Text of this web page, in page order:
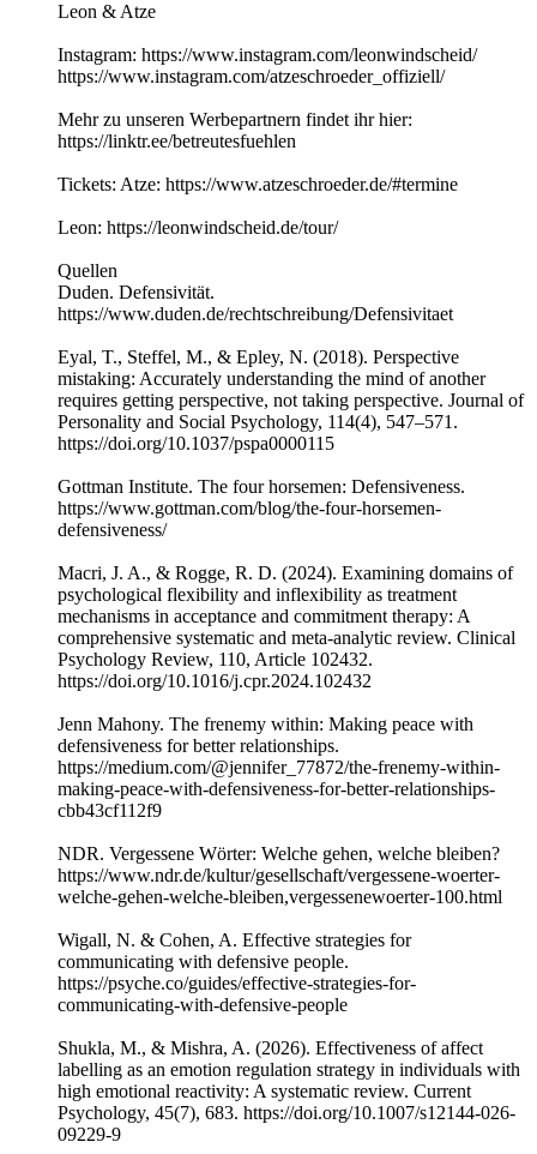
Leon & Atze
Instagram: https://www.instagram.com/leonwindscheid/
https://www.instagram.com/atzeschroeder_offiziell/
Mehr zu unseren Werbepartnern findet ihr hier:
https://linktr.ee/betreutesfuehlen
Tickets: Atze: https://www.atzeschroeder.de/#termine
Leon: https://leonwindscheid.de/tour/
Quellen
Duden. Defensivität.
https://www.duden.de/rechtschreibung/Defensivitaet
Eyal, T., Steffel, M., & Epley, N. (2018). Perspective
mistaking: Accurately understanding the mind of another
requires getting perspective, not taking perspective. Journal of
Personality and Social Psychology, 114(4), 547–571.
https://doi.org/10.1037/pspa0000115
Gottman Institute. The four horsemen: Defensiveness.
https://www.gottman.com/blog/the-four-horsemen-
defensiveness/
Macri, J. A., & Rogge, R. D. (2024). Examining domains of
psychological flexibility and inflexibility as treatment
mechanisms in acceptance and commitment therapy: A
comprehensive systematic and meta-analytic review. Clinical
Psychology Review, 110, Article 102432.
https://doi.org/10.1016/j.cpr.2024.102432
Jenn Mahony. The frenemy within: Making peace with
defensiveness for better relationships.
https://medium.com/@jennifer_77872/the-frenemy-within-
making-peace-with-defensiveness-for-better-relationships-
cbb43cf112f9
NDR. Vergessene Wörter: Welche gehen, welche bleiben?
https://www.ndr.de/kultur/gesellschaft/vergessene-woerter-
welche-gehen-welche-bleiben,vergessenewoerter-100.html
Wigall, N. & Cohen, A. Effective strategies for
communicating with defensive people.
https://psyche.co/guides/effective-strategies-for-
communicating-with-defensive-people
Shukla, M., & Mishra, A. (2026). Effectiveness of affect
labelling as an emotion regulation strategy in individuals with
high emotional reactivity: A systematic review. Current
Psychology, 45(7), 683. https://doi.org/10.1007/s12144-026-
09229-9